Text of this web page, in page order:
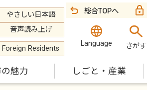
やさしい日本語
音声読み上げ
Foreign Residents
総合TOPへ
Language さがす
魅力 しごと・産業